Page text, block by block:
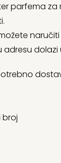
parfema za
dolazi
broj